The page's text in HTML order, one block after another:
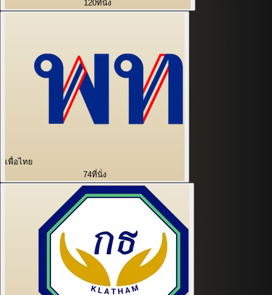
120ที่นั่ง
เพื่อไทย
74ที่นั่ง